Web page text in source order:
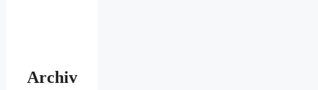
Archiv